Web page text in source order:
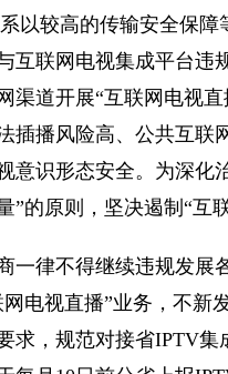
以较高的传输安全保
互联网电视集成平台违
渠道开展“互联网电视
插播风险高、公共互联
意识形态安全。为深化
”的原则，坚决遏制“互
一律不得继续违规发展
电视直播”业务，不新
求，规范对接省IPTV